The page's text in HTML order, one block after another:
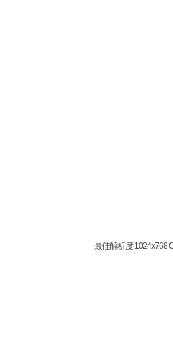
最佳解析度 1024x768